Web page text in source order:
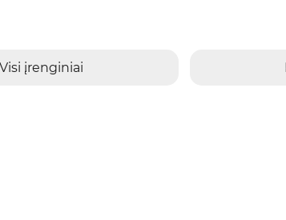
Visi įrenginiai